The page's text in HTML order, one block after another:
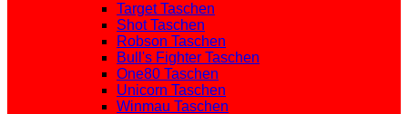
Target Taschen
Shot Taschen
Robson Taschen
Bull's Fighter Taschen
One80 Taschen
Unicorn Taschen
Winmau Taschen